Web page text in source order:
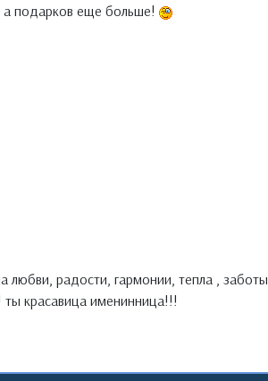
подарков еще больше!
радости, гармонии, тепла , заботы
красавица именинница!!!